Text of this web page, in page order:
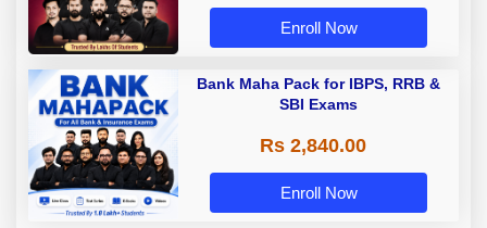
Enroll Now
Bank Maha Pack for IBPS, RRB &
SBI Exams
Rs 2,840.00
Enroll Now